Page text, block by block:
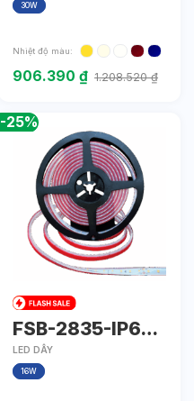
30W
Nhiệt độ màu:
906.390 ₫ 1.208.520₫
-25%
FSB-2835-IP67-
L168
LED DÂY
16W